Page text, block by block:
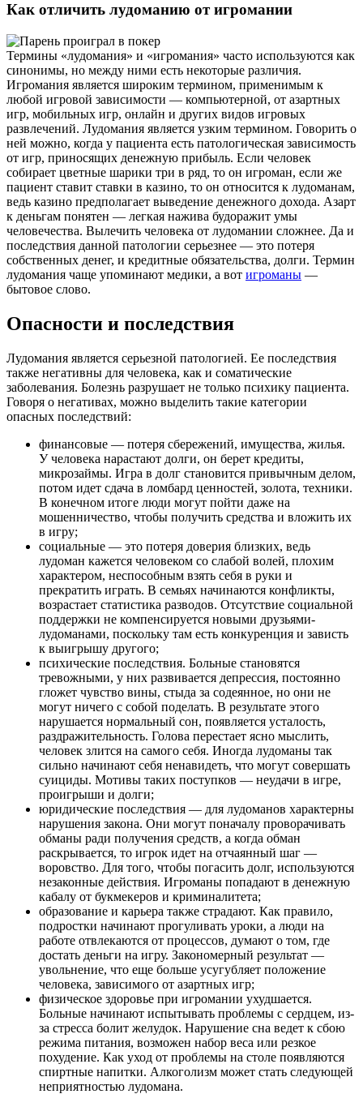
Как отличить лудоманию от игромании
Термины «лудомания» и «игромания» часто используются как
синонимы, но между ними есть некоторые различия.
Игромания является широким термином, применимым к
любой игровой зависимости — компьютерной, от азартных
игр, мобильных игр, онлайн и других видов игровых
развлечений. Лудомания является узким термином. Говорить о
ней можно, когда у пациента есть патологическая зависимость
от игр, приносящих денежную прибыль. Если человек
собирает цветные шарики три в ряд, то он игроман, если же
пациент ставит ставки в казино, то он относится к лудоманам,
ведь казино предполагает выведение денежного дохода. Азарт
к деньгам понятен — легкая нажива будоражит умы
человечества. Вылечить человека от лудомании сложнее. Да и
последствия данной патологии серьезнее — это потеря
собственных денег, и кредитные обязательства, долги. Термин
лудомания чаще упоминают медики, а вот игроманы —
бытовое слово.
Опасности и последствия
Лудомания является серьезной патологией. Ее последствия
также негативны для человека, как и соматические
заболевания. Болезнь разрушает не только психику пациента.
Говоря о негативах, можно выделить такие категории
опасных последствий:
финансовые — потеря сбережений, имущества, жилья.
У человека нарастают долги, он берет кредиты,
микрозаймы. Игра в долг становится привычным делом,
потом идет сдача в ломбард ценностей, золота, техники.
В конечном итоге люди могут пойти даже на
мошенничество, чтобы получить средства и вложить их
в игру;
социальные — это потеря доверия близких, ведь
лудоман кажется человеком со слабой волей, плохим
характером, неспособным взять себя в руки и
прекратить играть. В семьях начинаются конфликты,
возрастает статистика разводов. Отсутствие социальной
поддержки не компенсируется новыми друзьями-
лудоманами, поскольку там есть конкуренция и зависть
к выигрышу другого;
психические последствия. Больные становятся
тревожными, у них развивается депрессия, постоянно
гложет чувство вины, стыда за содеянное, но они не
могут ничего с собой поделать. В результате этого
нарушается нормальный сон, появляется усталость,
раздражительность. Голова перестает ясно мыслить,
человек злится на самого себя. Иногда лудоманы так
сильно начинают себя ненавидеть, что могут совершать
суициды. Мотивы таких поступков — неудачи в игре,
проигрыши и долги;
юридические последствия — для лудоманов характерны
нарушения закона. Они могут поначалу проворачивать
обманы ради получения средств, а когда обман
раскрывается, то игрок идет на отчаянный шаг —
воровство. Для того, чтобы погасить долг, используются
незаконные действия. Игроманы попадают в денежную
кабалу от букмекеров и криминалитета;
образование и карьера также страдают. Как правило,
подростки начинают прогуливать уроки, а люди на
работе отвлекаются от процессов, думают о том, где
достать деньги на игру. Закономерный результат —
увольнение, что еще больше усугубляет положение
человека, зависимого от азартных игр;
физическое здоровье при игромании ухудшается.
Больные начинают испытывать проблемы с сердцем, из-
за стресса болит желудок. Нарушение сна ведет к сбою
режима питания, возможен набор веса или резкое
похудение. Как уход от проблемы на столе появляются
спиртные напитки. Алкоголизм может стать следующей
неприятностью лудомана.